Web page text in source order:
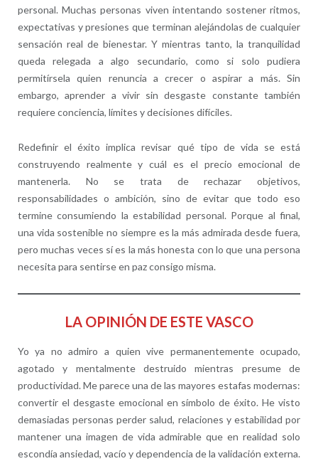
personal. Muchas personas viven intentando sostener ritmos,
expectativas y presiones que terminan alejándolas de cualquier
sensación real de bienestar. Y mientras tanto, la tranquilidad
queda relegada a algo secundario, como si solo pudiera
permitírsela quien renuncia a crecer o aspirar a más. Sin
embargo, aprender a vivir sin desgaste constante también
requiere conciencia, límites y decisiones difíciles.
Redefinir el éxito implica revisar qué tipo de vida se está
construyendo realmente y cuál es el precio emocional de
mantenerla. No se trata de rechazar objetivos,
responsabilidades o ambición, sino de evitar que todo eso
termine consumiendo la estabilidad personal. Porque al final,
una vida sostenible no siempre es la más admirada desde fuera,
pero muchas veces sí es la más honesta con lo que una persona
necesita para sentirse en paz consigo misma.
LA OPINIÓN DE ESTE VASCO
Yo ya no admiro a quien vive permanentemente ocupado,
agotado y mentalmente destruido mientras presume de
productividad. Me parece una de las mayores estafas modernas:
convertir el desgaste emocional en símbolo de éxito. He visto
demasiadas personas perder salud, relaciones y estabilidad por
mantener una imagen de vida admirable que en realidad solo
escondía ansiedad, vacío y dependencia de la validación externa.